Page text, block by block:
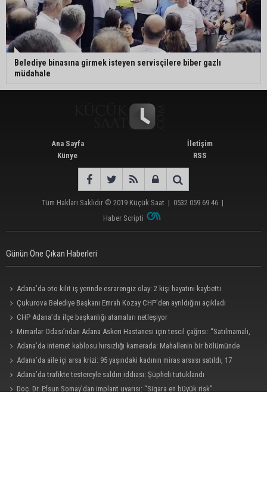
Belediye binasına girmek isteyen servisçilere biber gazlı
müdahale
Ana Sayfa
Künye
İletişim
RSS
Tüm Hakları Saklıdır © 2019 Küçük Saat | 0532 059 69 46 |
Haber Scripti
Günün Öne Çıkan Haberleri
Adana’da oto kilit iş yerinde esrarengiz olay: 2 kişi hayatını kaybetti
Çukurova Belediye Başkanı Emrah Kozay CHP’den ayrıldığını açıkladı
CHP Adana’da ilçe başkanlığı atamaları netleşiyor
Mimarlar Odası’ndan Adana Askeri Hastanesi için tescil çağrısı: “Satılmamalı,
amaç dışı kullanılmamalı”
Adana’da internet kablosu hırsızlığı kamerada: Mahallenin bir bölümünde
internet erişimi kesildi
Adana’da aile içi arsa krizi: 95 yaşındaki kadının miras arsası satıldı, 17
milyonun 13 milyonu harcandı
Adana’da trafikte testereyle saldırı iddiası: Şüpheli tutuklandı
Doç. Dr. Efsun Somay’dan implant uyarısı: “Sigara en büyük risk”